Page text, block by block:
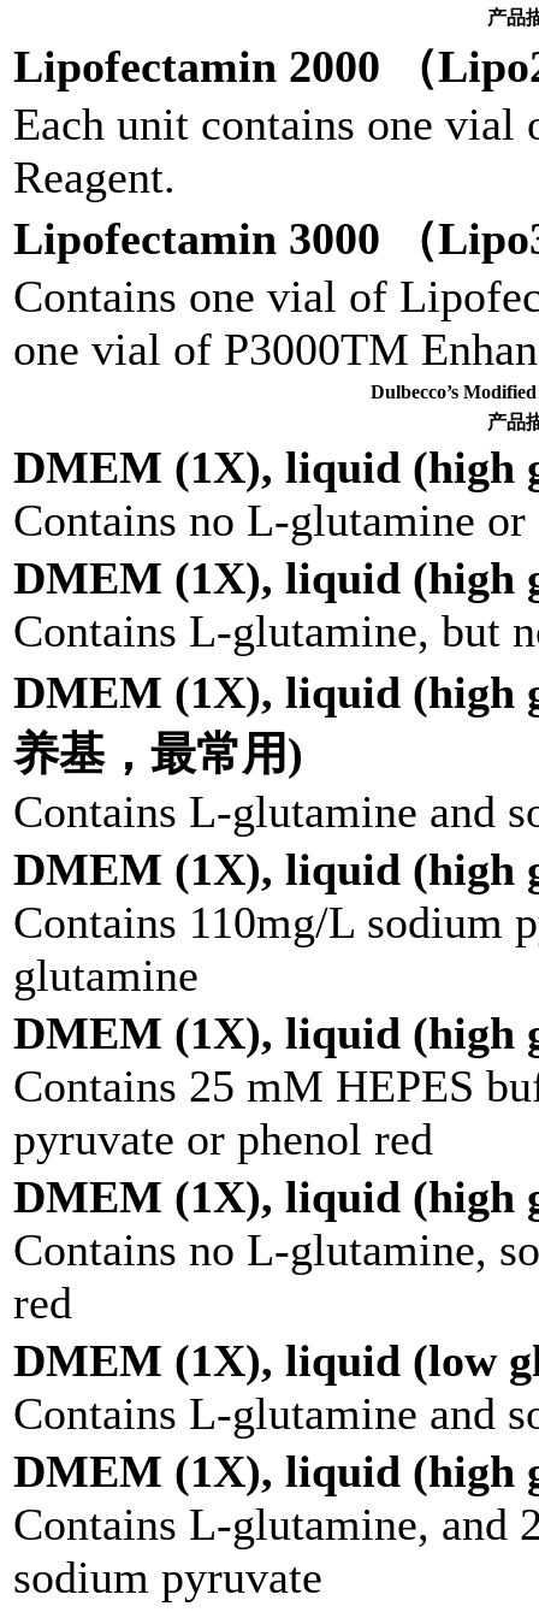
产品
Lipofectamin 2000 （
Each unit contains one
Reagent.
Lipofectamin 3000 （
Contains one vial of
one vial of P3000TM
Dulbecco’s
产品
DMEM (1X), liquid (high
Contains no L-glutamine
DMEM (1X), liquid (high
Contains L-glutamine, but
DMEM (1X), liquid (high
养基，最常用)
Contains L-glutamine and
DMEM (1X), liquid (high
Contains 110mg/L sodium
glutamine
DMEM (1X), liquid (high
Contains 25 mM HEPES
pyruvate or phenol red
DMEM (1X), liquid (high
Contains no L-glutamine,
red
DMEM (1X), liquid (low
Contains L-glutamine and
DMEM (1X), liquid (high
Contains L-glutamine, and
sodium pyruvate